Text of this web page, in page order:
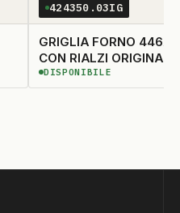
424350.03IG
GRIGLIA FORNO
CON RIALZI ORIGINALE
DISPONIBILE
DISPONIBILE